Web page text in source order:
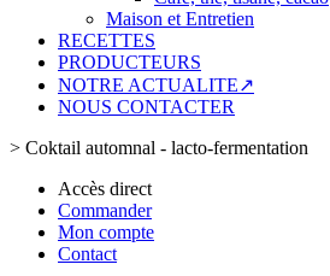
Maison et Entretien
RECETTES
PRODUCTEURS
NOTRE ACTUALITE↗
NOUS CONTACTER
> Coktail automnal - lacto-fermentation
Accès direct
Commander
Mon compte
Contact